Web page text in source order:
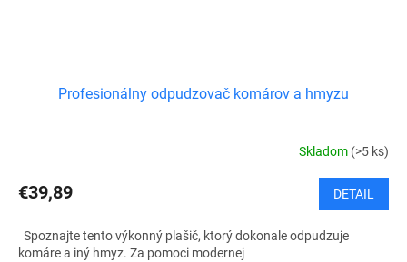
Profesionálny odpudzovač komárov a hmyzu
Skladom (>5 ks)
€39,89 DETAIL
Spoznajte tento výkonný plašič, ktorý dokonale odpudzuje
komáre a iný hmyz. Za pomoci modernej